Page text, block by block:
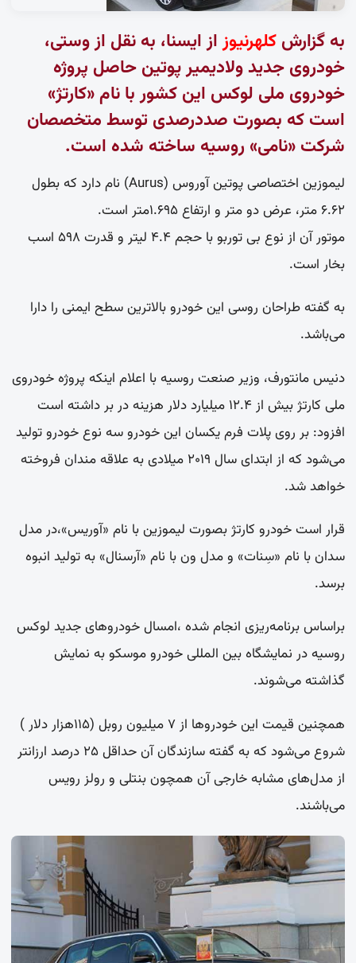
به گزارش کلهرنیوزاز ایسنا، به نقل از وستی،
خودروی جدید ولادیمیر پوتین حاصل پروژه
خودروی ملی لوکس این کشور با نام «کارتژ»
است که بصورت صددرصدی توسط متخصصان
شرکت «نامی» روسیه ساخته شده است.
لیموزین اختصاصی پوتین آوروس (Aurus) نام دارد که بطول
۶.۶۲ متر، عرض دو متر و ارتفاع ۱.۶۹۵متر است.
موتور آن از نوع بی توربو با حجم ۴.۴ لیتر و قدرت ۵۹۸ اسب
بخار است.
به گفته طراحان روسی این خودرو بالاترین سطح ایمنی را دارا
می‌باشد.
دنیس مانتورف، وزیر صنعت روسیه با اعلام اینکه پروژه خودروی
ملی کارتژ بیش از ۱۲.۴ میلیارد دلار هزینه در بر داشته است
افزود: بر روی پلات فرم یکسان این خودرو سه نوع خودرو تولید
می‌شود که از ابتدای سال ۲۰۱۹ میلادی به علاقه مندان فروخته
خواهد شد.
قرار است خودرو کارتژ بصورت لیموزین با نام «آوریس»،در مدل
سدان با نام «سِنات» و مدل ون با نام «آرسنال» به تولید انبوه
برسد.
براساس برنامه‌ریزی انجام شده ،امسال خودروهای جدید لوکس
روسیه در نمایشگاه بین المللی خودرو موسکو به نمایش
گذاشته می‌شوند.
همچنین قیمت این خودروها از ۷ میلیون روبل (۱۱۵هزار دلار )
شروع می‌شود که به گفته سازندگان آن حداقل ۲۵ درصد ارزانتر
از مدل‌های مشابه خارجی آن همچون بنتلی و رولز رویس
می‌باشند.